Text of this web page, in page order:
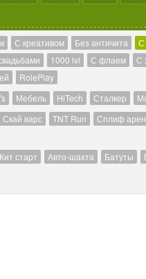
С креативом Без античита
С
1000 lvl С флаем
С
RolePlay
Мебель HiTech Сталкер
Скай варс TNT Run Сплиф
Кит старт Авто-шахта Батуты